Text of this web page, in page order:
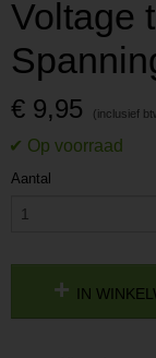
Voltage
€ 9,95
Aantal
IN